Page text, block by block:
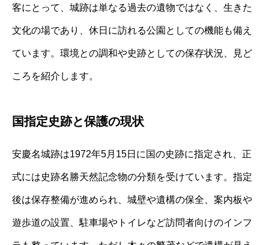
客にとって、城跡は単なる過去の遺物ではなく、生きた
文化の場であり、休日に訪れる公園としての機能も備え
ています。環境との調和や史跡としての保存状況、見ど
ころを紹介します。
国指定史跡と保護の現状
安慶名城跡は1972年5月15日に国の史跡に指定され、正
式には史跡名勝天然記念物の分類を受けています。指定
後は保存整備が進められ、城壁や遺構の保全、案内板や
遊歩道の設置、駐車場やトイレなど訪問者向けのインフ